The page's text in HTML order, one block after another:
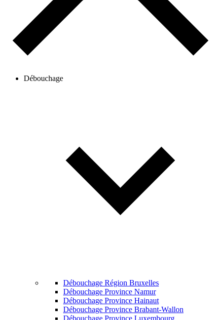
Débouchage
Débouchage Région Bruxelles
Débouchage Province Namur
Débouchage Province Hainaut
Débouchage Province Brabant-Wallon
Débouchage Province Luxembourg